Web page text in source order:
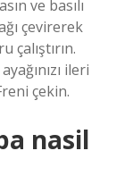
ve basılı
çevirerek
ileri
çekin.
nasil